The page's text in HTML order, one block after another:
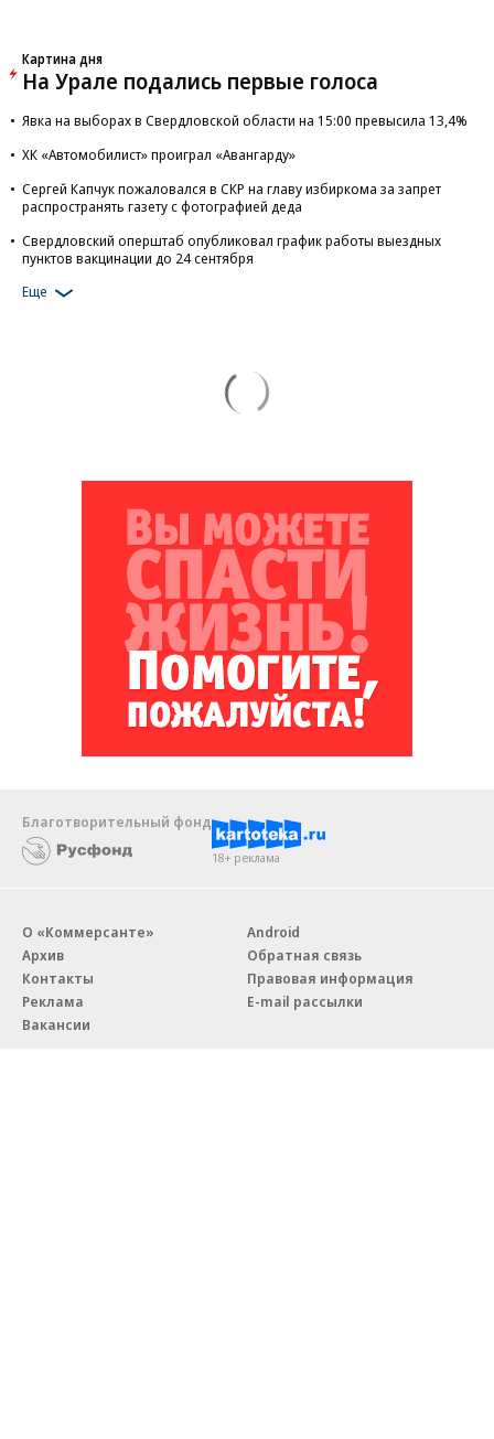
Картина дня
На Урале подались первые голоса
Явка на выборах в Свердловской области на 15:00 превысила 13,4%
ХК «Автомобилист» проиграл «Авангарду»
Сергей Капчук пожаловался в СКР на главу избиркома за запрет
распространять газету с фотографией деда
Свердловский оперштаб опубликовал график работы выездных
пунктов вакцинации до 24 сентября
Еще
Благотворительный фонд
18+ реклама
О «Коммерсанте»
Архив
Контакты
Реклама
Вакансии
Android
Обратная связь
Правовая информация
E-mail рассылки